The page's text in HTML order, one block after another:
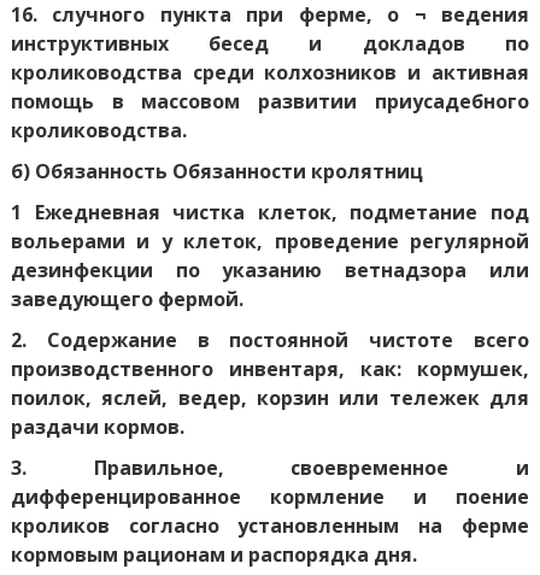
16. случного пункта при ферме, о ¬ ведения
инструктивных бесед и докладов по
кролиководства среди колхозников и активная
помощь в массовом развитии приусадебного
кролиководства.
б) Обязанность Обязанности кролятниц
1 Ежедневная чистка клеток, подметание под
вольерами и у клеток, проведение регулярной
дезинфекции по указанию ветнадзора или
заведующего фермой.
2. Содержание в постоянной чистоте всего
производственного инвентаря, как: кормушек,
поилок, яслей, ведер, корзин или тележек для
раздачи кормов.
3. Правильное, своевременное и
дифференцированное кормление и поение
кроликов согласно установленным на ферме
кормовым рационам и распорядка дня.